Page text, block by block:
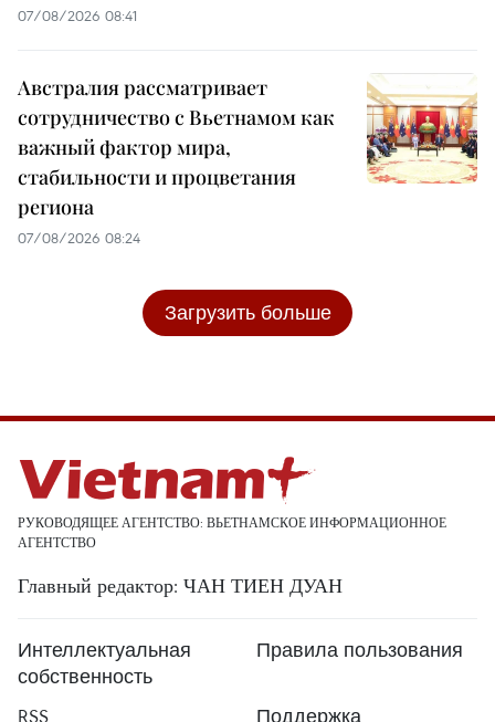
07/08/2026 08:41
Австралия рассматривает
сотрудничество с Вьетнамом как
важный фактор мира,
стабильности и процветания
региона
07/08/2026 08:24
Загрузить больше
РУКОВОДЯЩЕЕ АГЕНТСТВО: ВЬЕТНАМСКОЕ ИНФОРМАЦИОННОЕ
АГЕНТСТВО
Главный редактор: ЧАН ТИЕН ДУАН
Интеллектуальная
собственность
Правила пользования
RSS Поддержка